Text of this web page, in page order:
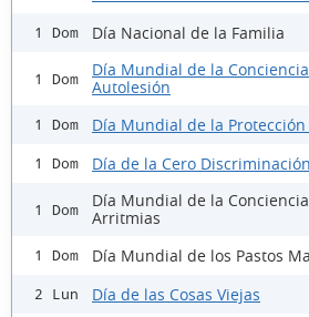
1 Dom Día Nacional de la Familia
1 Dom
Día Mundial de la
Autolesión
1 Dom Día Mundial de la Protección
1 Dom Día de la Cero Discriminación
1 Dom
Día Mundial de la
Arritmias
1 Dom Día Mundial de los Pastos
2 Lun Día de las Cosas Viejas